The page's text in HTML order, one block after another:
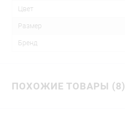
Цвет
Размер
Бренд
ПОХОЖИЕ ТОВАРЫ (8)